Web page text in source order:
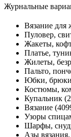
Журнальные
Вязание
Пуловер,
Жакеты,
Платье,
Жилеты,
Пальто,
Юбки, брюки
Костюмы,
Купальник
Вязание
Узоры
Шарфы,
Азы